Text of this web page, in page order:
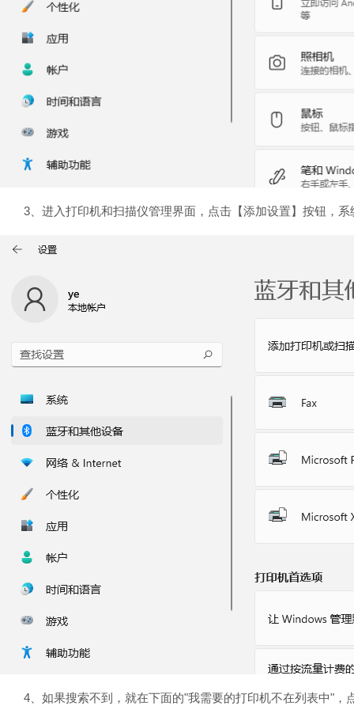
3、进入打印机和扫描仪管理界面，点击【添加设置】按钮，系
4、如果搜索不到，就在下面的"我需要的打印机不在列表中"，